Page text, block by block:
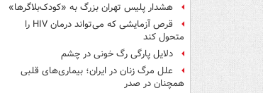
هشدار پلیس تهران بزرگ به «کودک‌بلاگرها»
قرص آزمایشی که می‌تواند درمان HIV را
متحول کند
دلایل پارگی رگ خونی در چشم
علل مرگ زنان در ایران؛ بیماری‌های قلبی
همچنان در صدر